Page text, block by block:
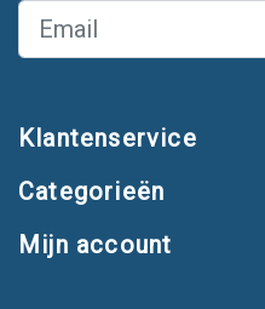
Klantenservice
Categorieën
Mijn account